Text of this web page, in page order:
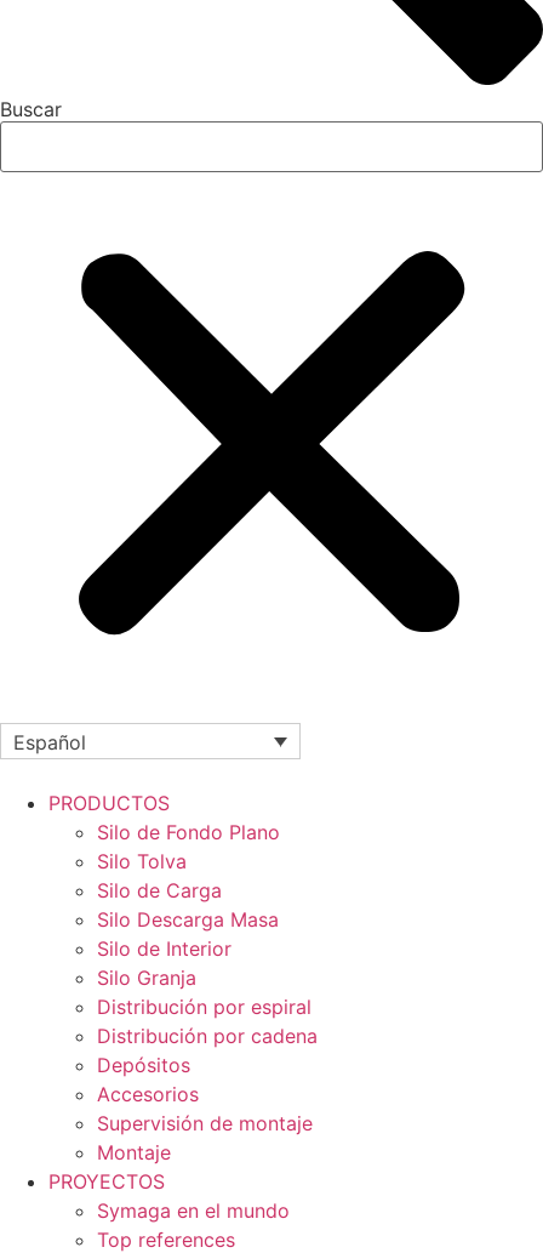
Buscar
Español
PRODUCTOS
Silo de Fondo Plano
Silo Tolva
Silo de Carga
Silo Descarga Masa
Silo de Interior
Silo Granja
Distribución por espiral
Distribución por cadena
Depósitos
Accesorios
Supervisión de montaje
Montaje
PROYECTOS
Symaga en el mundo
Top references